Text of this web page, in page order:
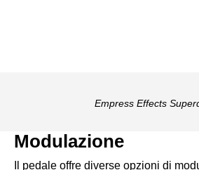
Empress Effects
Modulazione
Il pedale offre diverse opzioni di